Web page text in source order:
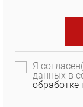
Я
данных в
обработке